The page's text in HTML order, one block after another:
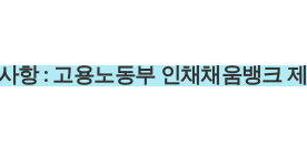
항 : 고용노동부 인채채움뱅크